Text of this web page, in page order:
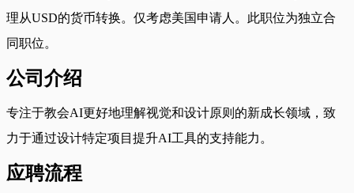
理从USD的货币转换。仅考虑美国申请人。此职位为独立合
同职位。
公司介绍
专注于教会AI更好地理解视觉和设计原则的新成长领域，致
力于通过设计特定项目提升AI工具的支持能力。
应聘流程